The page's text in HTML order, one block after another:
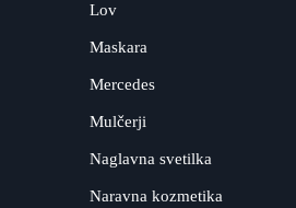
Lov
Maskara
Mercedes
Mulčerji
Naglavna svetilka
Naravna kozmetika